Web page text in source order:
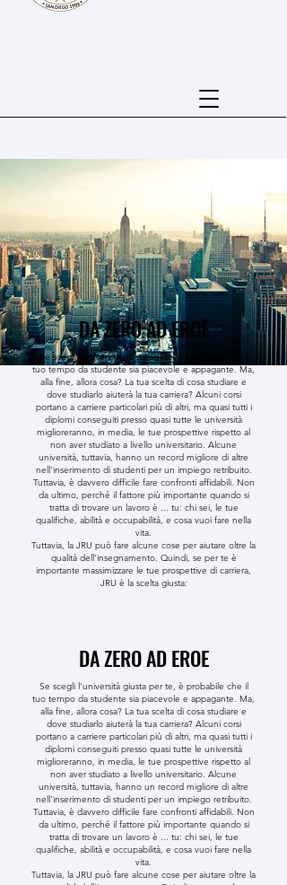
DA ZERO AD EROE
Se scegli l'università giusta per te, è probabile che il
tuo tempo da studente sia piacevole e appagante. Ma,
alla fine, allora cosa? La tua scelta di cosa studiare e
dove studiarlo aiuterà la tua carriera? Alcuni corsi
portano a carriere particolari più di altri, ma quasi tutti i
diplomi conseguiti presso quasi tutte le università
miglioreranno, in media, le tue prospettive rispetto al
non aver studiato a livello universitario. Alcune
università, tuttavia, hanno un record migliore di altre
nell'inserimento di studenti per un impiego retribuito.
Tuttavia, è davvero difficile fare confronti affidabili. Non
da ultimo, perché il fattore più importante quando si
tratta di trovare un lavoro è ... tu: chi sei, le tue
qualifiche, abilità e occupabilità, e cosa vuoi fare nella
vita.
Tuttavia, la JRU può fare alcune cose per aiutare oltre la
qualità dell'insegnamento. Quindi, se per te è
importante massimizzare le tue prospettive di carriera,
JRU è la scelta giusta:
DA ZERO AD EROE
Se scegli l'università giusta per te, è probabile che il
tuo tempo da studente sia piacevole e appagante. Ma,
alla fine, allora cosa? La tua scelta di cosa studiare e
dove studiarlo aiuterà la tua carriera? Alcuni corsi
portano a carriere particolari più di altri, ma quasi tutti i
diplomi conseguiti presso quasi tutte le università
miglioreranno, in media, le tue prospettive rispetto al
non aver studiato a livello universitario. Alcune
università, tuttavia, hanno un record migliore di altre
nell'inserimento di studenti per un impiego retribuito.
Tuttavia, è davvero difficile fare confronti affidabili. Non
da ultimo, perché il fattore più importante quando si
tratta di trovare un lavoro è ... tu: chi sei, le tue
qualifiche, abilità e occupabilità, e cosa vuoi fare nella
vita.
Tuttavia, la JRU può fare alcune cose per aiutare oltre la